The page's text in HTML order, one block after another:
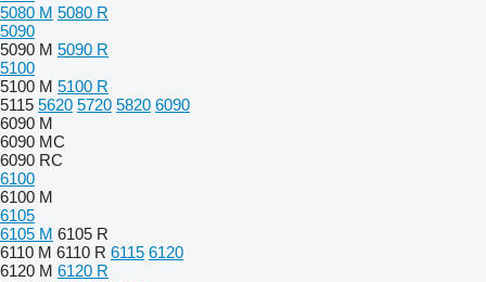
5080 M 5080 R
5090
5090 M 5090 R
5100
5100 M 5100 R
5115 5620 5720 5820 6090
6090 M
6090 MC
6090 RC
6100
6100 M
6105
6105 M 6105 R
6110 M 6110 R 6115 6120
6120 M 6120 R